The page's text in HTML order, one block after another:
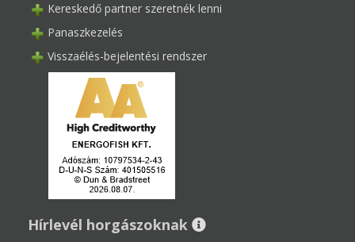
Kereskedő partner szeretnék lenni
Panaszkezelés
Visszaélés-bejelentési rendszer
Hírlevél horgászoknak